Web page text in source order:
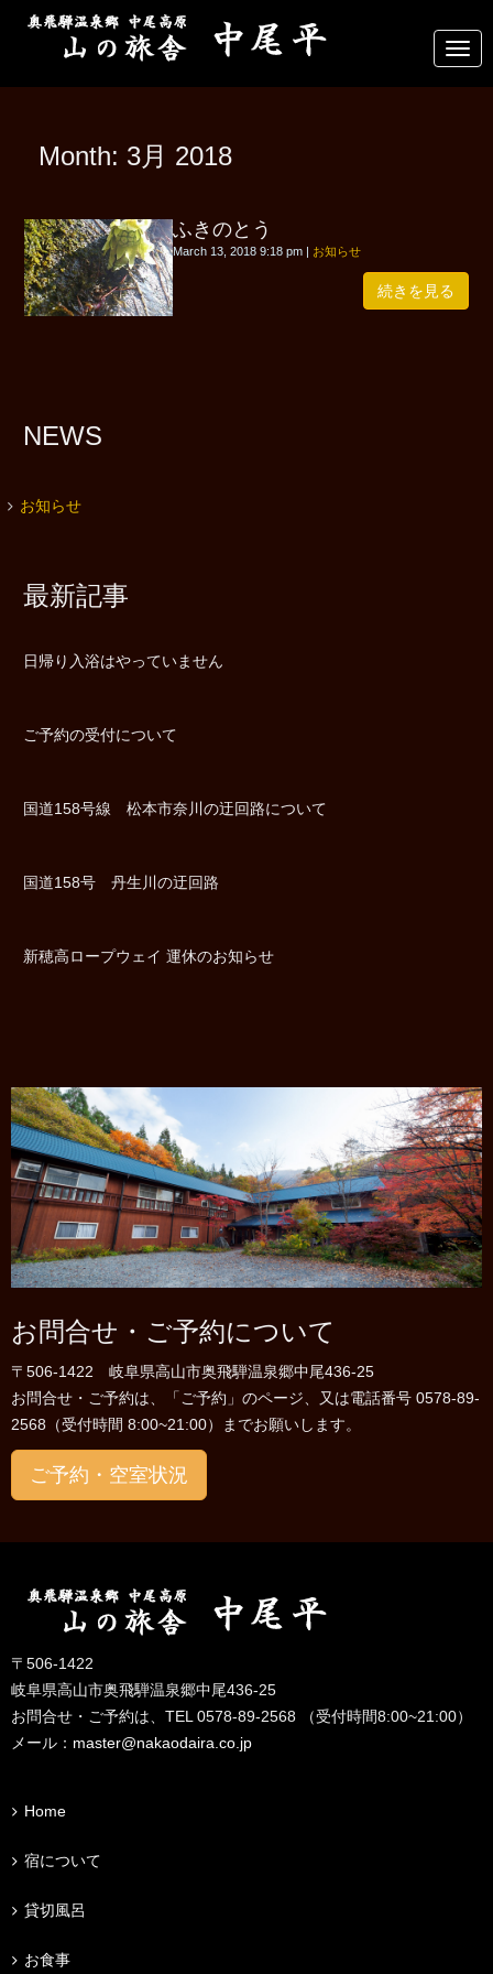
N
a
v
Month: 3月 2018
ふきのとう
March 13, 2018 9:18 pm| お知らせ
続きを見る
NEWS
お知らせ
最新記事
日帰り入浴はやっていません
ご予約の受付について
国道158号線 松本市奈川の迂回路について
国道158号 丹生川の迂回路
新穂高ロープウェイ 運休のお知らせ
お問合せ・ご予約について
〒506-1422 岐阜県高山市奥飛騨温泉郷中尾436-25
お問合せ・ご予約は、「ご予約」のページ、又は電話番号 0578-89-
2568（受付時間 8:00~21:00）までお願いします。
ご予約・空室状況
〒506-1422
岐阜県高山市奥飛騨温泉郷中尾436-25
お問合せ・ご予約は、TEL 0578-89-2568 （受付時間8:00~21:00）
メール： master@nakaodaira.co.jp
Home
宿について
貸切風呂
お食事